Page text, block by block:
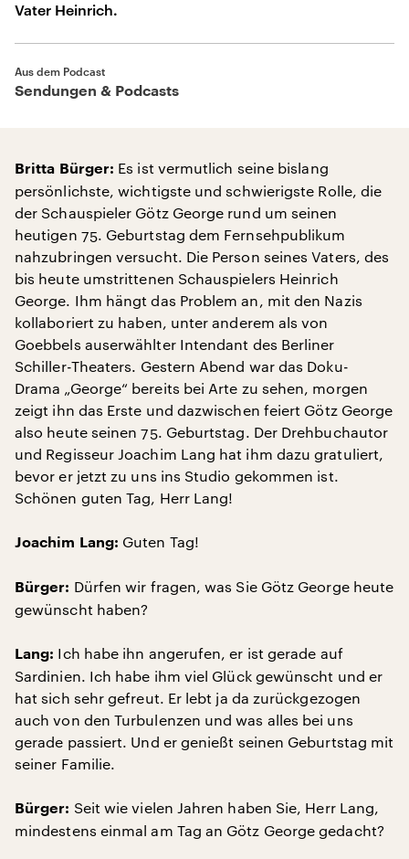
Vater Heinrich.
Aus dem Podcast
Sendungen & Podcasts
Britta Bürger: Es ist vermutlich seine bislang
persönlichste, wichtigste und schwierigste Rolle, die
der Schauspieler Götz George rund um seinen
heutigen 75. Geburtstag dem Fernsehpublikum
nahzubringen versucht. Die Person seines Vaters, des
bis heute umstrittenen Schauspielers Heinrich
George. Ihm hängt das Problem an, mit den Nazis
kollaboriert zu haben, unter anderem als von
Goebbels auserwählter Intendant des Berliner
Schiller-Theaters. Gestern Abend war das Doku-
Drama „George“ bereits bei Arte zu sehen, morgen
zeigt ihn das Erste und dazwischen feiert Götz George
also heute seinen 75. Geburtstag. Der Drehbuchautor
und Regisseur Joachim Lang hat ihm dazu gratuliert,
bevor er jetzt zu uns ins Studio gekommen ist.
Schönen guten Tag, Herr Lang!
Joachim Lang: Guten Tag!
Bürger: Dürfen wir fragen, was Sie Götz George heute
gewünscht haben?
Lang: Ich habe ihn angerufen, er ist gerade auf
Sardinien. Ich habe ihm viel Glück gewünscht und er
hat sich sehr gefreut. Er lebt ja da zurückgezogen
auch von den Turbulenzen und was alles bei uns
gerade passiert. Und er genießt seinen Geburtstag mit
seiner Familie.
Bürger: Seit wie vielen Jahren haben Sie, Herr Lang,
mindestens einmal am Tag an Götz George gedacht?